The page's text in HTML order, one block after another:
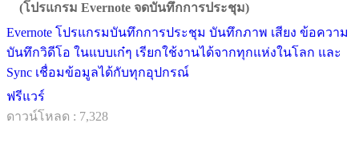
(โปรแกรม Evernote จดบันทึกการประชุม)
Evernote โปรแกรมบันทึกการประชุม บันทึกภาพ เสียง ข้อความ
บันทึกวิดีโอ ในแบบเก๋ๆ เรียกใช้งานได้จากทุกแห่งในโลก และ
Sync เชื่อมข้อมูลได้กับทุกอุปกรณ์
ฟรีแวร์
ดาวน์โหลด : 7,328